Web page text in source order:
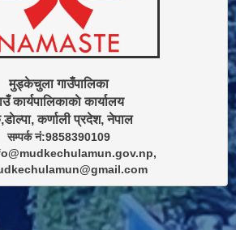
मुड्केचुला गाउँपालिका
कार्यपालिकाकाे कार्यालय
सम्पर्क नं:9858390109